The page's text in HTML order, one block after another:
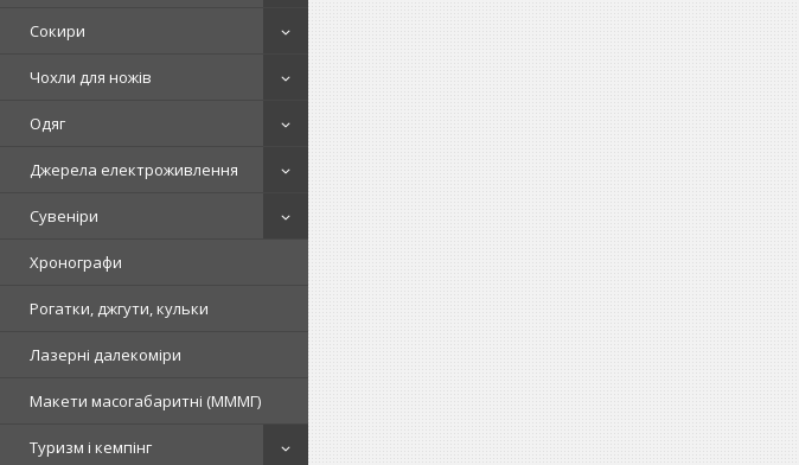
Сокири
Чохли для ножів
Одяг
Джерела електроживлення
Сувеніри
Хронографи
Рогатки, джгути, кульки
Лазерні далекоміри
Макети масогабаритні (МММГ)
Туризм і кемпінг